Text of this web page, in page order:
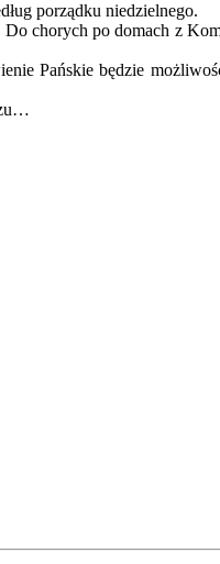
porządku niedzielnego.
chorych po domach z
Pańskie będzie